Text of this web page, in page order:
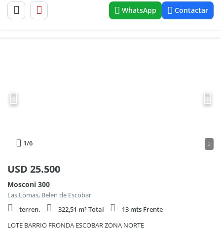
WhatsApp Contactar
1/6 2
USD 25.500
Mosconi 300
Las Lomas, Belen de Escobar
terren.
322,51 m² Total
13 mts Frente
LOTE BARRIO FRONDA ESCOBAR ZONA NORTE